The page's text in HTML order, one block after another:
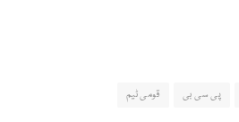
پی سی بی قومی ٹیم